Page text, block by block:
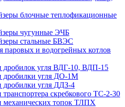
блочные теплофикационные
чугунные ЭЧБ
стальные БВЭС
паровых и водогрейных котлов
дробилок угля ВДГ-10, ВДП-15
дробилки угля ДО-1М
дробилки угля ДДЗ-4
транспортера скребкового ТС-2-30
механических топок ТЛПХ